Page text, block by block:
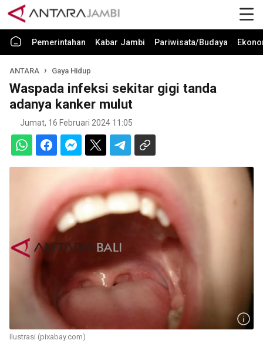
Pemerintahan Kabar Jambi Pariwisata/Budaya
ANTARA Gaya Hidup
Waspada infeksi sekitar gigi tanda
adanya kanker mulut
Jumat, 16 Februari 2024 11:05
Ilustrasi (pixabay.com)